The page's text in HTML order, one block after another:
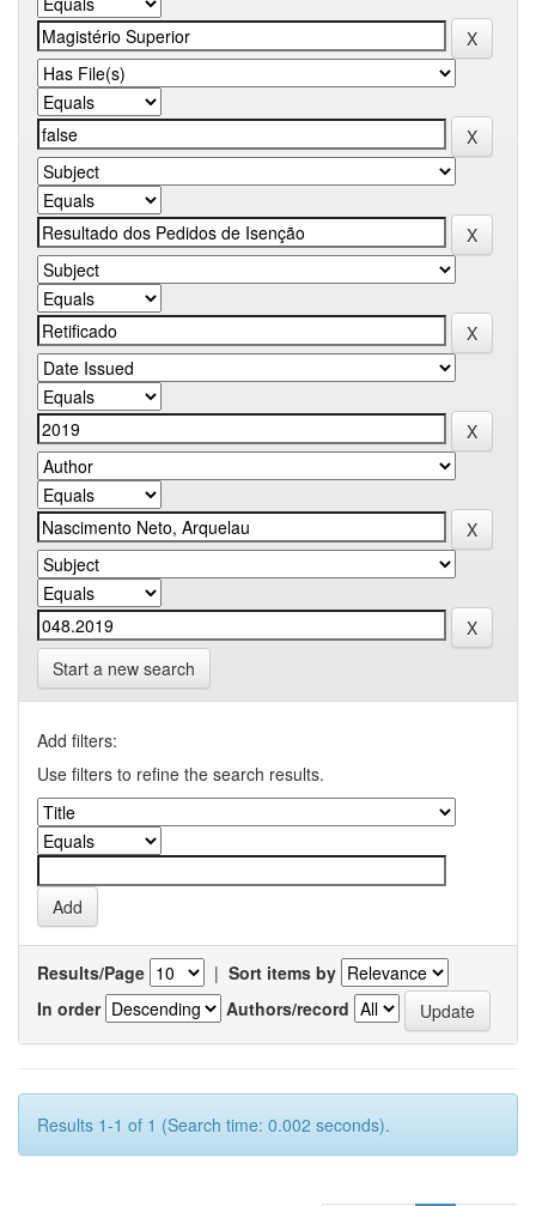
Start a new search
Add filters:
Use filters to refine the search results.
Results/Page | Sort items by
In order
Authors/record
Results 1-1 of 1 (Search time: 0.002 seconds).